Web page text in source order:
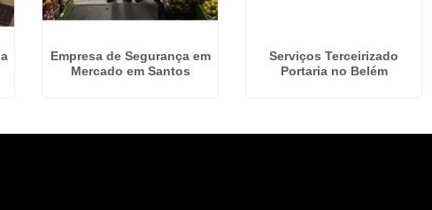
Empresa de Segurança em
Mercado em Santos
Serviços Terceirizado
Portaria no Belém